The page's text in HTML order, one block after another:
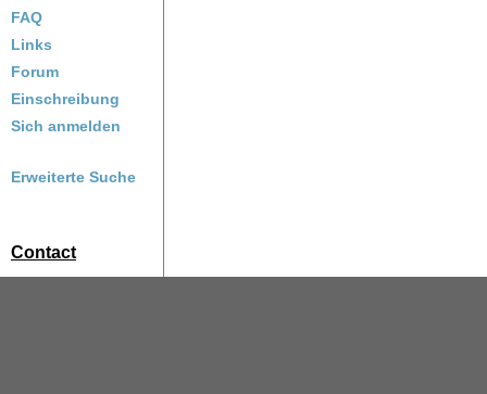
FAQ
Links
Forum
Einschreibung
Sich anmelden
Erweiterte Suche
Contact